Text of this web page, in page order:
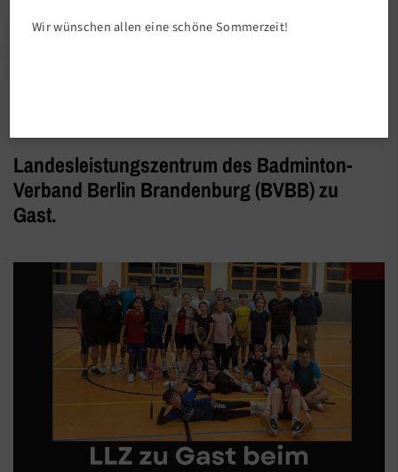
Landesleistungszentrum des Badminton-
Verband Berlin Brandenburg (BVBB) zu
Gast.
Wir wünschen allen eine schöne Sommerzeit!